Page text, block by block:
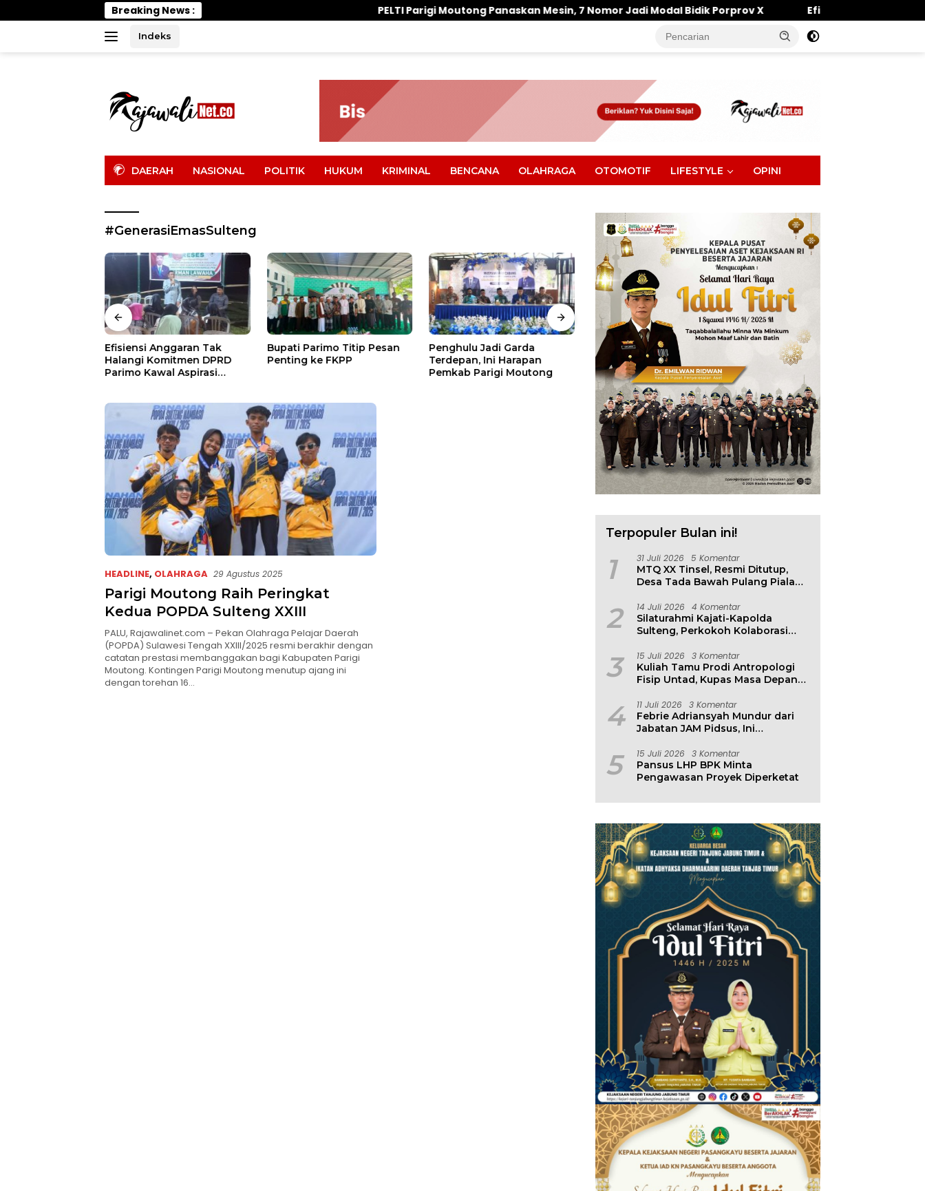
ke
Breaking News : PELTI Parigi Moutong Panaskan Mesin, 7 Nomor Jadi Modal Bidik Porprov X Efisiensi Anggaran Tak Halangi Komitmen
Indeks
DAERAH NASIONAL POLITIK HUKUM KRIMINAL BENCANA OLAHRAGA OTOMOTIF LIFESTYLE OPINI
#GenerasiEmasSulteng
Efisiensi Anggaran Tak
Halangi Komitmen DPRD
Parimo Kawal Aspirasi
Bupati Parimo Titip Pesan
Penting ke FKPP
Penghulu Jadi Garda
Terdepan, Ini Harapan
Pemkab Parigi Moutong
Wabup Parimo Gerak Cepat,
Tangani Banjir di Desa Air
Panas
Warung Makan Dipantai
Khatulistiwa Hangus
Terbakar, Kerugian Ditaksir
Ratusan Juta
HEADLINE, OLAHRAGA 29 Agustus 2025
Parigi Moutong Raih Peringkat
Kedua POPDA Sulteng XXIII
PALU, Rajawalinet.com – Pekan Olahraga Pelajar Daerah
(POPDA) Sulawesi Tengah XXIII/2025 resmi berakhir dengan
catatan prestasi membanggakan bagi Kabupaten Parigi
Moutong. Kontingen Parigi Moutong menutup ajang ini
dengan torehan 16…
Terpopuler Bulan ini!
1 31 Juli 2026 5 Komentar
MTQ XX Tinsel, Resmi Ditutup,
Desa Tada Bawah Pulang Piala
2 14 Juli 2026 4 Komentar
Silaturahmi Kajati-Kapolda
Sulteng, Perkokoh Kolaborasi
3 15 Juli 2026 3 Komentar
Kuliah Tamu Prodi Antropologi
Fisip Untad, Kupas Masa Depan
Lingkungan
4 11 Juli 2026 3 Komentar
Febrie Adriansyah Mundur dari
Jabatan JAM Pidsus, Ini
5 15 Juli 2026 3 Komentar
Pansus LHP BPK Minta
Pengawasan Proyek Diperketat